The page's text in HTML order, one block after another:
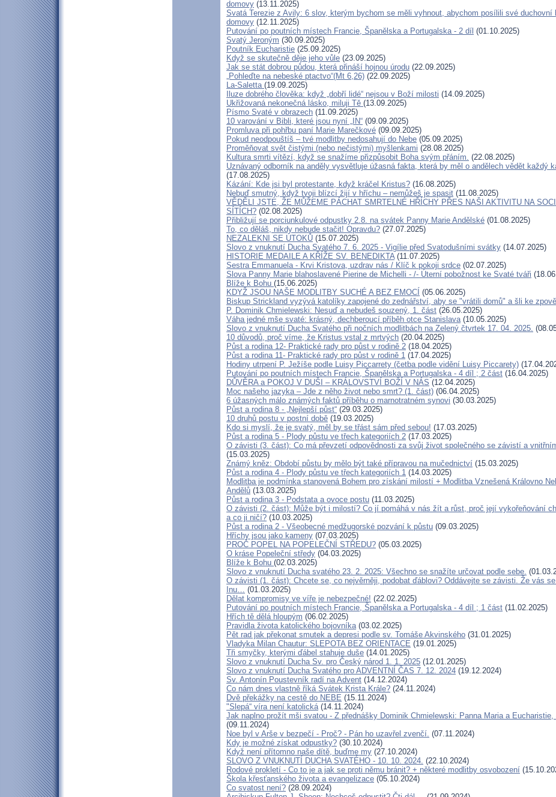
domovy (13.11.2025)
Svatá Terezie z Avily: 6 slov, kterým bychom se měli vyhnout, abychom posílili své duchovní
domovy (12.11.2025)
Putování po poutních místech Francie, Španělska a Portugalska - 2 díl (01.10.2025)
Svatý Jeroným (30.09.2025)
Poutník Eucharistie (25.09.2025)
Když se skutečně děje jeho vůle (23.09.2025)
Jak se stát dobrou půdou, která přináší hojnou úrodu (22.09.2025)
„Pohleďte na nebeské ptactvo“(Mt 6,26) (22.09.2025)
La-Saletta (19.09.2025)
Iluze dobrého člověka: když „dobří lidé“ nejsou v Boží milosti (14.09.2025)
Ukřižovaná nekonečná lásko, miluji Tě (13.09.2025)
Písmo Svaté v obrazech (11.09.2025)
10 varování v Bibli, které jsou nyní „IN“ (09.09.2025)
Promluva při pohřbu paní Marie Marečkové (09.09.2025)
Pokud neodpouštíš – tvé modlitby nedosahují do Nebe (05.09.2025)
Proměňovat svět čistými (nebo nečistými) myšlenkami (28.08.2025)
Kultura smrti vítězí, když se snažíme přizpůsobit Boha svým přáním. (22.08.2025)
Uznávaný odborník na anděly vysvětluje úžasná fakta, která by měl o andělech vědět každý
(17.08.2025)
Kázání: Kde jsi byl protestante, když kráčel Kristus? (16.08.2025)
Nebuď smutný, když tvoji blízcí žijí v hříchu – nemůžeš je spasit (11.08.2025)
VĚDĚLI JSTE, ŽE MŮŽEME PÁCHAT SMRTELNÉ HŘÍCHY PŘES NAŠI AKTIVITU NA
SÍTÍCH? (02.08.2025)
Přibližují se porciunkulové odpustky 2.8. na svátek Panny Marie Andělské (01.08.2025)
To, co děláš, nikdy nebude stačit! Opravdu? (27.07.2025)
NEZALEKNI SE ÚTOKŮ (15.07.2025)
Slovo z vnuknutí Ducha Svatého 7. 6. 2025 - Vigílie před Svatodušními svátky (14.07.2025)
HISTORIE MEDAILE A KŘÍŽE SV. BENEDIKTA(11.07.2025)
Sestra Emmanuela - Krvi Kristova, uzdrav nás / Klíč k pokoji srdce (02.07.2025)
Slova Panny Marie blahoslavené Pierine de Michelli - /- Úterní pobožnost ke Svaté tváři
Blíže k Bohu (15.06.2025)
KDYŽ JSOU NAŠE MODLITBY SUCHÉ A BEZ EMOCÍ (05.06.2025)
Biskup Strickland vyzývá katolíky zapojené do zednářství, aby se "vrátili domů" a šli ke
P. Dominik Chmielewski: Nesuď a nebudeš souzený, 1. část (26.05.2025)
Váha jedné mše svaté: krásný, dechberoucí příběh otce Stanislava(10.05.2025)
Slovo z vnuknutí Ducha Svatého při nočních modlitbách na Zelený čtvrtek 17. 04. 2025.
10 důvodů, proč víme, že Kristus vstal z mrtvých (20.04.2025)
Půst a rodina 12- Praktické rady pro půst v rodině 2 (18.04.2025)
Půst a rodina 11- Praktické rady pro půst v rodině 1 (17.04.2025)
Hodiny utrpení P. Ježíše podle Luisy Piccarrety (četba podle vidění Luisy Piccarety)
Putování po poutních místech Francie, Španělska a Portugalska - 4 díl ; 2 část (16.04.2025)
DŮVĚRA a POKOJ V DUŠI – KRÁLOVSTVÍ BOŽÍ V NÁS (12.04.2025)
Moc našeho jazyka – Jde z něho život nebo smrt? (1. část) (06.04.2025)
6 úžasných málo známých faktů příběhu o marnotratném synovi (30.03.2025)
Půst a rodina 8 - „Nejlepší půst“ (29.03.2025)
10 druhů postu v postní době (19.03.2025)
Kdo si myslí, že je svatý, měl by se třást sám před sebou! (17.03.2025)
Půst a rodina 5 - Plody půstu ve třech kategoriích 2 (17.03.2025)
O závisti (3. část): Co má převzetí odpovědnosti za svůj život společného se závistí a
(15.03.2025)
Známý kněz: Období půstu by mělo být také přípravou na mučednictví (15.03.2025)
Půst a rodina 4 - Plody půstu ve třech kategoriích 1 (14.03.2025)
Modlitba je podmínka stanovená Bohem pro získání milostí + Modlitba Vznešená Královno
Andělů (13.03.2025)
Půst a rodina 3 - Podstata a ovoce postu (11.03.2025)
O závisti (2. část): Může být i milostí? Co jí pomáhá v nás žít a růst, proč její vykořeňování
a co ji ničí? (10.03.2025)
Půst a rodina 2 - Všeobecné medžugorské pozvání k půstu (09.03.2025)
Hříchy jsou jako kameny (07.03.2025)
PROČ POPEL NA POPELEČNÍ STŘEDU? (05.03.2025)
O kráse Popeleční středy (04.03.2025)
Blíže k Bohu (02.03.2025)
Slovo z vnuknutí Ducha svatého 23. 2. 2025: Všechno se snažíte určovat podle sebe.
O závisti (1. část): Chcete se, co nejvěrněji, podobat ďáblovi? Oddávejte se závisti. Že vás
Inu… (01.03.2025)
Dělat kompromisy ve víře je nebezpečné! (22.02.2025)
Putování po poutních místech Francie, Španělska a Portugalska - 4 díl ; 1 část (11.02.2025)
Hřích tě dělá hloupým (06.02.2025)
Pravidla života katolického bojovníka(03.02.2025)
Pět rad jak překonat smutek a depresi podle sv. Tomáše Akvinského (31.01.2025)
Vladyka Milan Chautur: SLEPOTA BEZ ORIENTACE (19.01.2025)
Tři smyčky, kterými ďábel stahuje duše (14.01.2025)
Slovo z vnuknutí Ducha Sv. pro Český národ 1. 1. 2025 (12.01.2025)
Slovo z vnuknutí Ducha Svatého pro ADVENTNÍ ČAS 7. 12. 2024 (19.12.2024)
Sv. Antonín Poustevník radí na Advent (14.12.2024)
Co nám dnes vlastně říká Svátek Krista Krále? (24.11.2024)
Dvě překážky na cestě do NEBE (15.11.2024)
"Slepá“ víra není katolická(14.11.2024)
Jak naplno prožít mši svatou - Z přednášky Dominik Chmielewski: Panna Maria a
(09.11.2024)
Noe byl v Arše v bezpečí - Proč? - Pán ho uzavřel zvenčí. (07.11.2024)
Kdy je možné získat odpustky? (30.10.2024)
Když není přítomno naše dítě, buďme my (27.10.2024)
SLOVO Z VNUKNUTÍ DUCHA SVATÉHO - 10. 10. 2024. (22.10.2024)
Rodové prokletí - Co to je a jak se proti němu bránit? + některé modlitby osvobození
Škola křesťanského života a evangelizace (05.10.2024)
Co svatost není? (28.09.2024)